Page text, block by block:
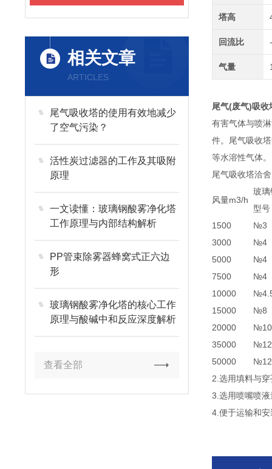
相关文章
ARTICLES
尾气吸收塔的使用有效地减少
了空气污染？
活性炭过滤器的工作及其吸附
原理
一文读懂：玻璃钢酸雾净化塔
工作原理与内部结构解析
PP管束除雾器蜂窝式正六边
形
玻璃钢酸雾净化塔的核心工作
原理与酸碱中和反应深度解析
查看全部
塔高
回流比 -
气量
尾气(废气)吸收
有害气体与喷
件。尾气吸收
等水溶性气体。
尾气吸收塔洽
风量m3/h
玻
型号
1500
№3
3000
№4
5000
№4
7500
№4
10000
15000
№8
20000
№10
35000
№12
50000
№12
2.选用填料与
3.选用喷嘴喷
4.便于运输和